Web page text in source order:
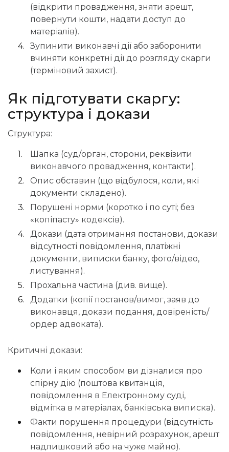
(відкрити провадження, зняти арешт,
повернути кошти, надати доступ до
матеріалів).
Зупинити виконавчі дії або заборонити
вчиняти конкретні дії до розгляду скарги
(терміновий захист).
Як підготувати скаргу:
структура і докази
Структура:
Шапка (суд/орган, сторони, реквізити
виконавчого провадження, контакти).
Опис обставин (що відбулося, коли, які
документи складено).
Порушені норми (коротко і по суті; без
«копіпасту» кодексів).
Докази (дата отримання постанови, докази
відсутності повідомлення, платіжні
документи, виписки банку, фото/відео,
листування).
Прохальна частина (див. вище).
Додатки (копії постанов/вимог, заяв до
виконавця, докази подання, довіреність/
ордер адвоката).
Критичні докази:
Коли і яким способом ви дізналися про
спірну дію (поштова квитанція,
повідомлення в Електронному суді,
відмітка в матеріалах, банківська виписка).
Факти порушення процедури (відсутність
повідомлення, невірний розрахунок, арешт
надлишковий або на чуже майно).